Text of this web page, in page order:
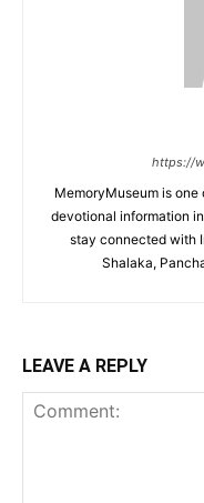
https://
MemoryMuseum is
devotional information
stay connected with
Shalaka,
LEAVE A REPLY